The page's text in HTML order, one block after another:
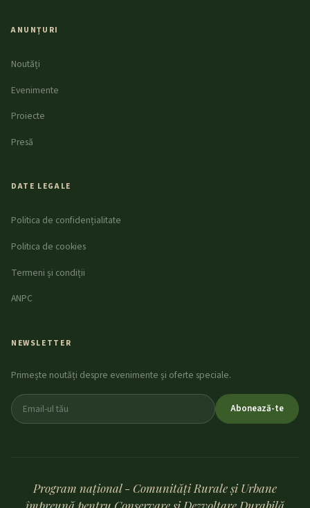
ANUNȚURI
Noutăți
Evenimente
Proiecte
Presă
DATE LEGALE
Politica de confidențialitate
Politica de cookies
Termeni și condiții
ANPC
NEWSLETTER
Primește noutăți despre evenimente și oferte speciale.
Abonează-te
Program național - Comunități Rurale și Urbane